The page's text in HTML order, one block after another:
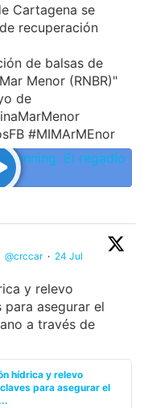
Cartagena se
recuperación
de balsas de
Menor (RNBR)"
de
#MIMArMEnor
@crccar · 24 Jul
y relevo
para asegurar el
a través de
hídrica y relevo
para asegurar el